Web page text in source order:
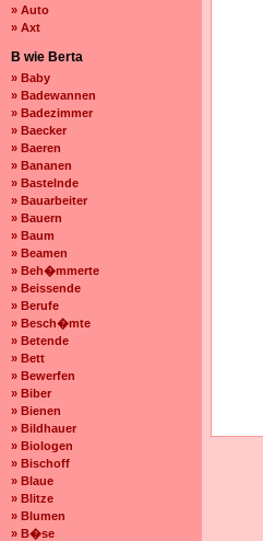
» Auto
» Axt
B wie Berta
» Baby
» Badewannen
» Badezimmer
» Baecker
» Baeren
» Bananen
» Bastelnde
» Bauarbeiter
» Bauern
» Baum
» Beamen
» Beh�mmerte
» Beissende
» Berufe
» Besch�mte
» Betende
» Bett
» Bewerfen
» Biber
» Bienen
» Bildhauer
» Biologen
» Bischoff
» Blaue
» Blitze
» Blumen
» B�se